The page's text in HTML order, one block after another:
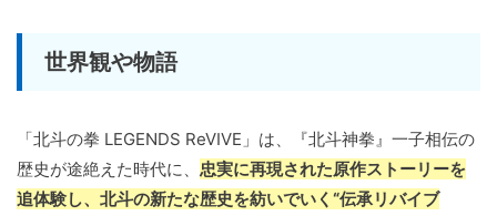
世界観や物語
「北斗の拳 LEGENDS ReVIVE」は、『北斗神拳』一子相伝の
歴史が途絶えた時代に、 忠実に再現された原作ストーリーを
追体験し、北斗の新たな歴史を紡いでいく“伝承リバイブ